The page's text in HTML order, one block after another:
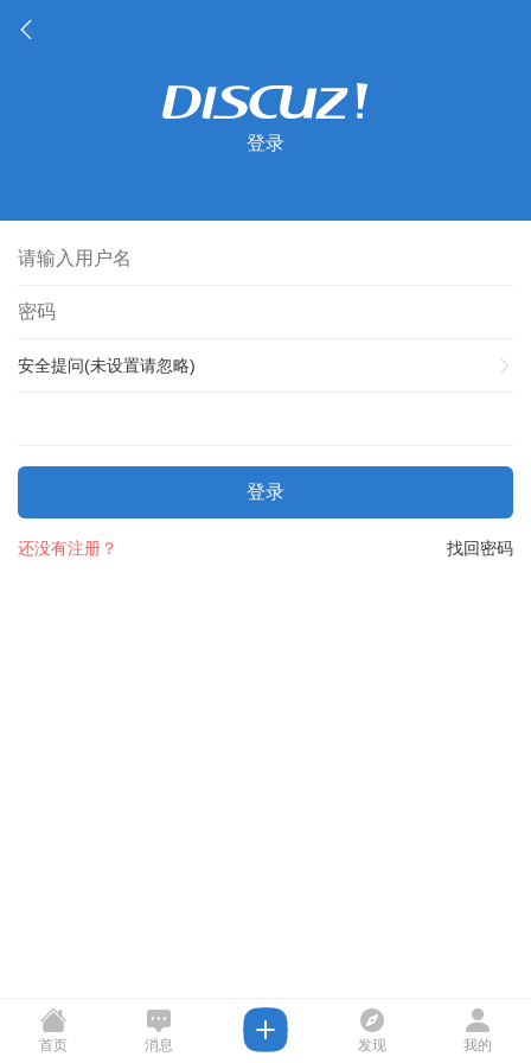
登录
安全提问(未设置请忽略)
登录
找回密码
还没有注册？
首页 消息 发现 我的